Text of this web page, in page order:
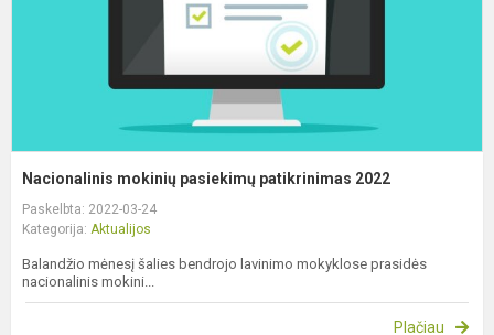
Nacionalinis mokinių pasiekimų patikrinimas 2022
Paskelbta: 2022-03-24
Kategorija: Aktualijos
Balandžio mėnesį šalies bendrojo lavinimo mokyklose prasidės
nacionalinis mokini...
Plačiau